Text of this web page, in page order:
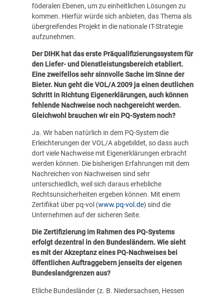
föderalen Ebenen, um zu einheitlichen Lösungen zu
kommen. Hierfür würde sich anbieten, das Thema als
übergreifendes Projekt in die nationale IT-Strategie
aufzunehmen.
Der DIHK hat das erste Präqualifizierungssystem für
den Liefer- und Dienstleistungsbereich etabliert.
Eine zweifellos sehr sinnvolle Sache im Sinne der
Bieter. Nun geht die VOL/A 2009 ja einen deutlichen
Schritt in Richtung Eigenerklärungen, auch können
fehlende Nachweise noch nachgereicht werden.
Gleichwohl brauchen wir ein PQ-System noch?
Ja. Wir haben natürlich in dem PQ-System die
Erleichterungen der VOL/A abgebildet, so dass auch
dort viele Nachweise mit Eigenerklärungen erbracht
werden können. Die bisherigen Erfahrungen mit dem
Nachreichen von Nachweisen sind sehr
unterschiedlich, weil sich daraus erhebliche
Rechtsunsicherheiten ergeben können. Mit einem
Zertifikat über pq-vol (www.pq-vol.de) sind die
Unternehmen auf der sicheren Seite.
Die Zertifizierung im Rahmen des PQ-Systems
erfolgt dezentral in den Bundesländern. Wie sieht
es mit der Akzeptanz eines PQ-Nachweises bei
öffentlichen Auftraggebern jenseits der eigenen
Bundeslandgrenzen aus?
Etliche Bundesländer (z. B. Niedersachsen, Hessen